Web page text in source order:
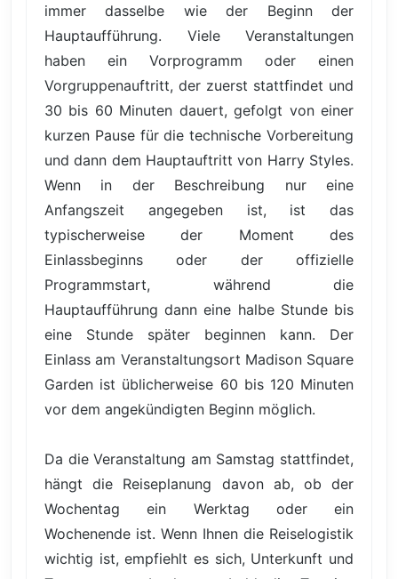
immer dasselbe wie der Beginn der
Hauptaufführung. Viele Veranstaltungen
haben ein Vorprogramm oder einen
Vorgruppenauftritt, der zuerst stattfindet und
30 bis 60 Minuten dauert, gefolgt von einer
kurzen Pause für die technische Vorbereitung
und dann dem Hauptauftritt von Harry Styles.
Wenn in der Beschreibung nur eine
Anfangszeit angegeben ist, ist das
typischerweise der Moment des
Einlassbeginns oder der offizielle
Programmstart, während die
Hauptaufführung dann eine halbe Stunde bis
eine Stunde später beginnen kann. Der
Einlass am Veranstaltungsort Madison Square
Garden ist üblicherweise 60 bis 120 Minuten
vor dem angekündigten Beginn möglich.
Da die Veranstaltung am Samstag stattfindet,
hängt die Reiseplanung davon ab, ob der
Wochentag ein Werktag oder ein
Wochenende ist. Wenn Ihnen die Reiselogistik
wichtig ist, empfiehlt es sich, Unterkunft und